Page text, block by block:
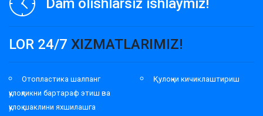
Dam olishlarsiz ishlaymiz!
LOR 24/7 XIZMATLARIMIZ!
Отопластика шалпанг
қулоқликни бартараф этиш ва
қулоқ шаклини яхшилашга
Қулоқни кичиклаштириш